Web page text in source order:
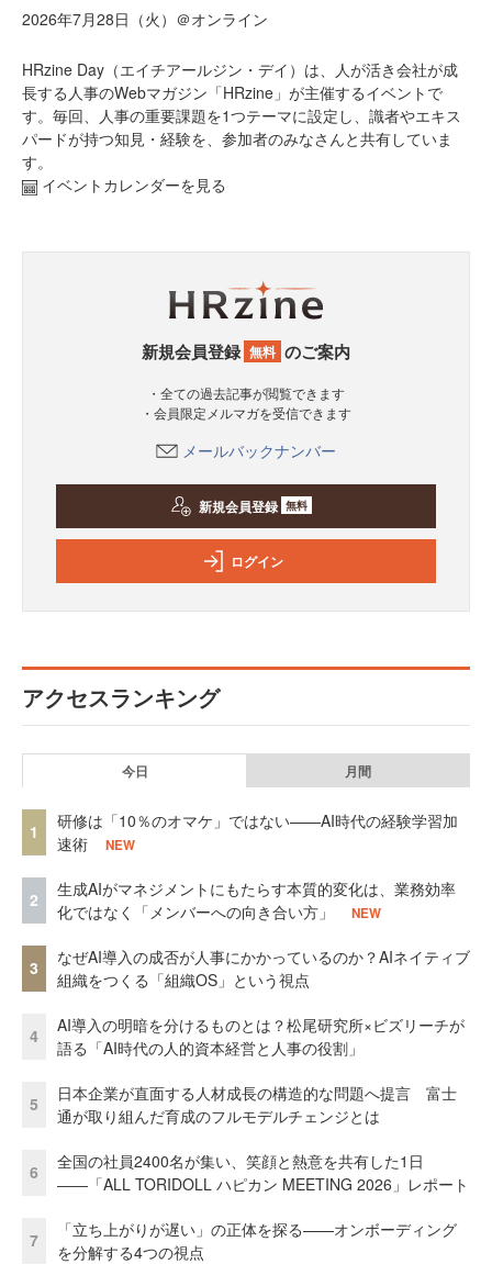
2026年7月28日（火）＠オンライン
HRzine Day（エイチアールジン・デイ）は、人が活き会社が成
長する人事のWebマガジン「HRzine」が主催するイベントで
す。毎回、人事の重要課題を1つテーマに設定し、識者やエキス
パードが持つ知見・経験を、参加者のみなさんと共有していま
す。
イベントカレンダーを見る
新規会員登録 無料 のご案内
・全ての過去記事が閲覧できます
・会員限定メルマガを受信できます
メールバックナンバー
新規会員登録 無料
ログイン
アクセスランキング
今日 月間
1
研修は「10％のオマケ」ではない——AI時代の経験学習加
速術
NEW
2
生成AIがマネジメントにもたらす本質的変化は、業務効率
化ではなく「メンバーへの向き合い方」
NEW
3
なぜAI導入の成否が人事にかかっているのか？AIネイティブ
組織をつくる「組織OS」という視点
4
AI導入の明暗を分けるものとは？松尾研究所×ビズリーチが
語る「AI時代の人的資本経営と人事の役割」
5
日本企業が直面する人材成長の構造的な問題へ提言 富士
通が取り組んだ育成のフルモデルチェンジとは
6
全国の社員2400名が集い、笑顔と熱意を共有した1日
――「ALL TORIDOLL ハピカン MEETING 2026」レポート
7
「立ち上がりが遅い」の正体を探る——オンボーディング
を分解する4つの視点